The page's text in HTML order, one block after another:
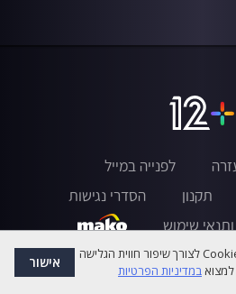
לפנייה במייל
תקנון
הסדרי נגישות
שימוש
לידיעתך, אנו משתמשים בקבצי Cookies לצורך שיפור חווית הגלישה
במדיניות הפרטיות אישור